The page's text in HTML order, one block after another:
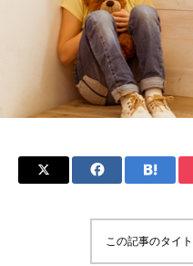
この記事のタイ